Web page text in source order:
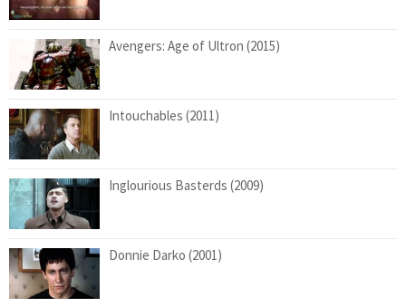
Avengers: Age of Ultron (2015)
Intouchables (2011)
Inglourious Basterds (2009)
Donnie Darko (2001)